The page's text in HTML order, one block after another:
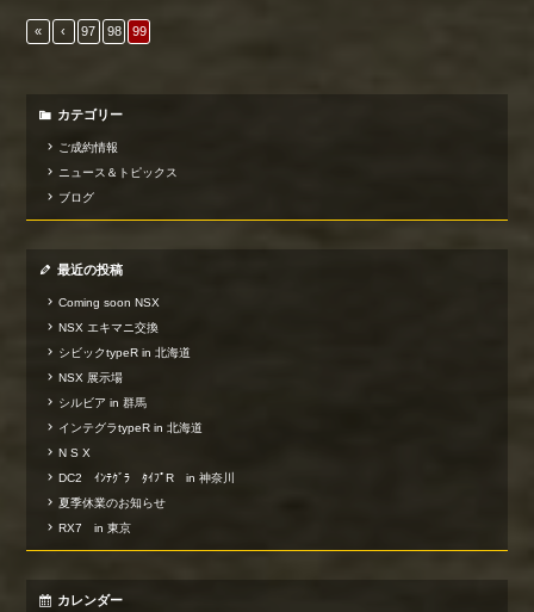
« ‹ 97 98 99
カテゴリー
ご成約情報
ニュース＆トピックス
ブログ
最近の投稿
Coming soon NSX
NSX エキマニ交換
シビックtypeR in 北海道
NSX 展示場
シルビア in 群馬
インテグラtypeR in 北海道
N S X
DC2 ｲﾝﾃｸﾞﾗ ﾀｲﾌﾟR in 神奈川
夏季休業のお知らせ
RX7 in 東京
カレンダー